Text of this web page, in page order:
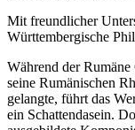
Mit freundlicher
Württembergische
Während der
seine Rumänischen
gelangte, führt das
ein Schattendasein.